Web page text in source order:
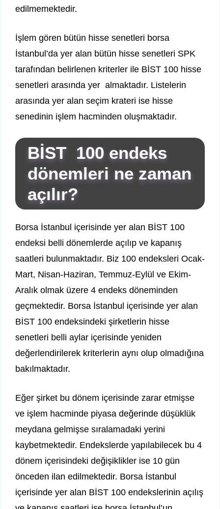
edilmemektedir.
İşlem gören bütün hisse senetleri borsa
İstanbul’da yer alan bütün hisse senetleri SPK
tarafından belirlenen kriterler ile BİST 100 hisse
senetleri arasında yer almaktadır. Listelerin
arasında yer alan seçim krateri ise hisse
senedinin işlem hacminden oluşmaktadır.
BİST 100 endeks
dönemleri ne zaman
açılır?
Borsa İstanbul içerisinde yer alan BİST 100
endeksi belli dönemlerde açılıp ve kapanış
saatleri bulunmaktadır. Biz 100 endeksleri Ocak-
Mart, Nisan-Haziran, Temmuz-Eylül ve Ekim-
Aralık olmak üzere 4 endeks döneminden
geçmektedir. Borsa İstanbul içerisinde yer alan
BİST 100 endeksindeki şirketlerin hisse
senetleri belli aylar içerisinde yeniden
değerlendirilerek kriterlerin aynı olup olmadığına
bakılmaktadır.
Eğer şirket bu dönem içerisinde zarar etmişse
ve işlem hacminde piyasa değerinde düşüklük
meydana gelmişse sıralamadaki yerini
kaybetmektedir. Endekslerde yapılabilecek bu 4
dönem içerisindeki değişiklikler ise 10 gün
önceden ilan edilmektedir. Borsa İstanbul
içerisinde yer alan BİST 100 endekslerinin açılış